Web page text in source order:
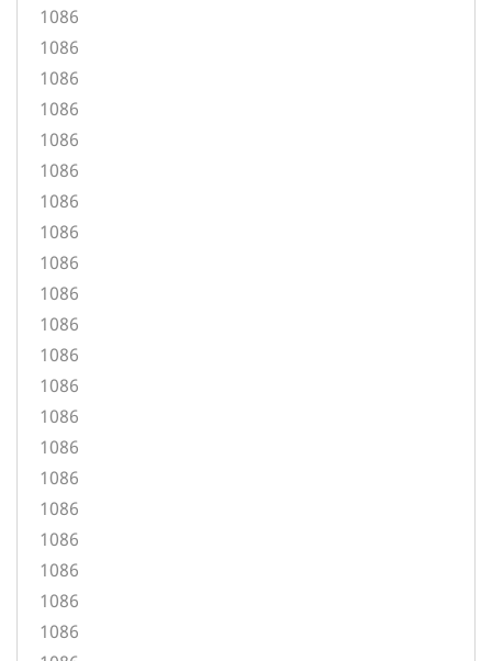
1086
1086
1086
1086
1086
1086
1086
1086
1086
1086
1086
1086
1086
1086
1086
1086
1086
1086
1086
1086
1086